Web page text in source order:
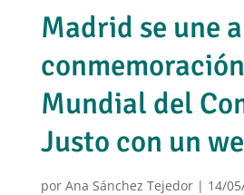
Madrid se une
Mundial del
Justo con un
por Ana Sánchez Tejedor| 14/